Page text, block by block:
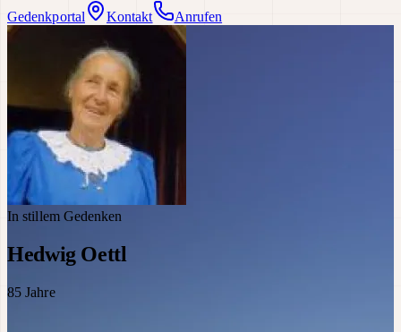
Gedenkportal Kontakt Anrufen
In stillem Gedenken
Hedwig Oettl
85 Jahre